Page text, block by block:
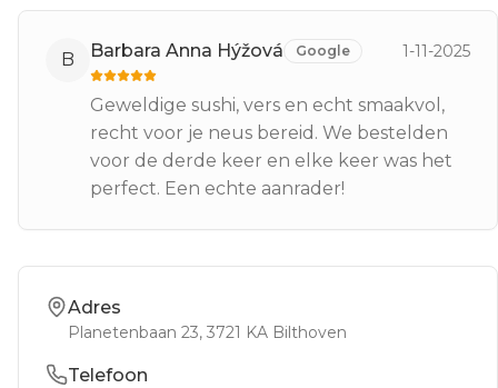
B Barbara Anna Hýžová Google 1-11-2025
Geweldige sushi, vers en echt smaakvol,
recht voor je neus bereid. We bestelden
voor de derde keer en elke keer was het
perfect. Een echte aanrader!
Adres
Planetenbaan 23, 3721 KA Bilthoven
Telefoon